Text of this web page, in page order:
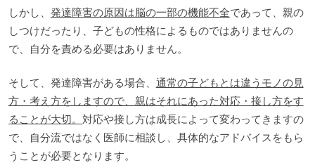
しかし、 発達障害の原因は脳の一部の機能不全であって、親の
しつけだったり、子どもの性格によるものではありませんの
で、自分を責める必要はありません。
そして、発達障害がある場合、 通常の子どもとは違うモノの見
方・考え方をしますので、親はそれにあった対応・接し方をす
ることが大切。 対応や接し方は成長によって変わってきますの
で、自分流ではなく医師に相談し、具体的なアドバイスをもら
うことが必要となります。